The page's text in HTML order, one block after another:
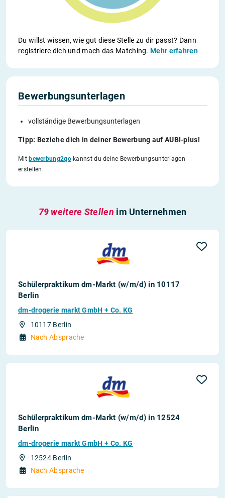
Du willst wissen, wie gut diese Stelle zu dir passt? Dann
registriere dich und mach das Matching.Mehr erfahren
Bewerbungsunterlagen
vollständige Bewerbungsunterlagen
Tipp: Beziehe dich in deiner Bewerbung auf AUBI-plus!
Mitbewerbung2gokannst du deine Bewerbungsunterlagen
erstellen.
79 weitere Stellen im Unternehmen
Schülerpraktikum dm-Markt (w/m/d) in 10117
Berlin
dm-drogerie markt GmbH + Co. KG
10117 Berlin
Nach Absprache
Schülerpraktikum dm-Markt (w/m/d) in 12524
Berlin
dm-drogerie markt GmbH + Co. KG
12524 Berlin
Nach Absprache